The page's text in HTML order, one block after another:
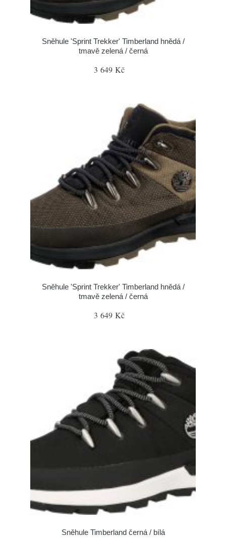
Sněhule 'Sprint Trekker' Timberland hnědá /
tmavě zelená / černá
3 649 Kč
Sněhule 'Sprint Trekker' Timberland hnědá /
tmavě zelená / černá
3 649 Kč
Sněhule Timberland černá / bílá